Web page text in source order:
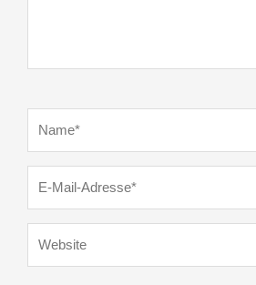
Name*
E-
Mail-
Adresse*
Website